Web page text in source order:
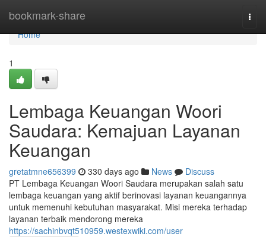
bookmark-share
Home
Home
1
Lembaga Keuangan Woori
Saudara: Kemajuan Layanan
Keuangan
gretatmne656399 330 days ago News
Discuss
PT Lembaga Keuangan Woori Saudara merupakan salah satu
lembaga keuangan yang aktif berinovasi layanan keuangannya
untuk memenuhi kebutuhan masyarakat. Misi mereka terhadap
layanan terbaik mendorong mereka
https://sachinbvqt510959.westexwiki.com/user